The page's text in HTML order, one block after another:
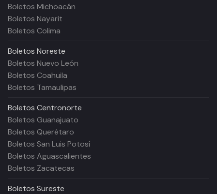
Boletos Michoacán
Boletos Nayarit
Boletos Colima
Boletos Noreste
Boletos Nuevo León
Boletos Coahuila
Boletos Tamaulipas
Boletos Centronorte
Boletos Guanajuato
Boletos Querétaro
Boletos San Luis Potosí
Boletos Aguascalientes
Boletos Zacatecas
Boletos Sureste